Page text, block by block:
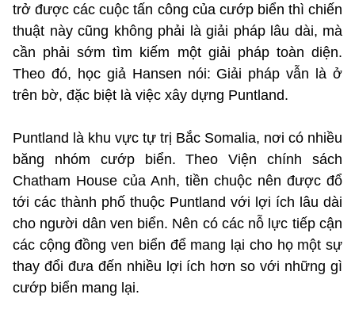
trở được các cuộc tấn công của cướp biển thì chiến
thuật này cũng không phải là giải pháp lâu dài, mà
cần phải sớm tìm kiếm một giải pháp toàn diện.
Theo đó, học giả Hansen nói: Giải pháp vẫn là ở
trên bờ, đặc biệt là việc xây dựng Puntland.
Puntland là khu vực tự trị Bắc Somalia, nơi có nhiều
băng nhóm cướp biển. Theo Viện chính sách
Chatham House của Anh, tiền chuộc nên được đổ
tới các thành phố thuộc Puntland với lợi ích lâu dài
cho người dân ven biển. Nên có các nỗ lực tiếp cận
các cộng đồng ven biển để mang lại cho họ một sự
thay đổi đưa đến nhiều lợi ích hơn so với những gì
cướp biển mang lại.